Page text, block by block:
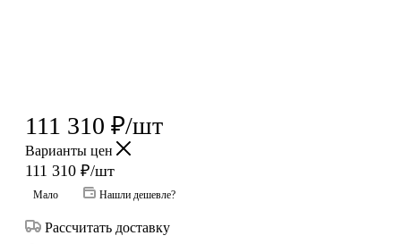
111 310 ₽/шт
Варианты цен
111 310 ₽/шт
Мало Нашли дешевле?
Рассчитать доставку